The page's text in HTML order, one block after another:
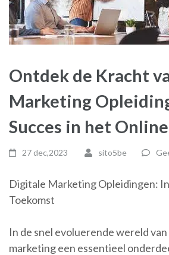
Ontdek de Kracht
Marketing
Succes in het
27 dec,2023 sito5be
Digitale Marketing Opleidingen:
Toekomst
In de snel evoluerende wereld
marketing een essentieel